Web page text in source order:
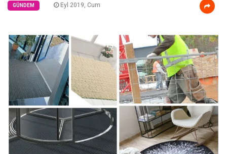
GÜNDEM Eyl 2019, Cum